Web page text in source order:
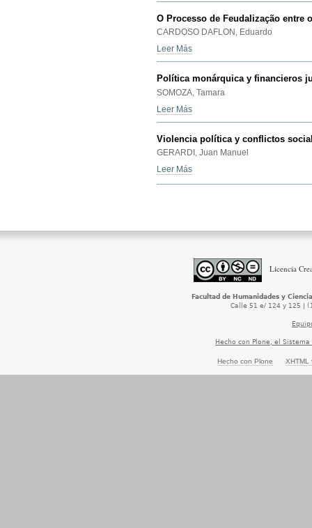
O Processo de Feudalização entre
CARDOSO DAFLON, Eduardo
Leer Más
Política monárquica y financieros
SOMOZA, Tamara
Leer Más
Violencia política y conflictos
GERARDI, Juan Manuel
Leer Más
Licencia
Facultad de Humanidades y
Calle 51 e/ 124 y 125 |
Hecho con Plone, el
Hecho con Plone XHTML